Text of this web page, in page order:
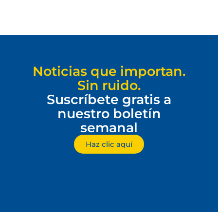
Noticias que importan.
Sin ruido.
Suscríbete gratis a
nuestro boletín
semanal
Haz clic aquí